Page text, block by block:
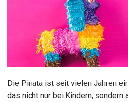
Die Pinata ist seit vielen Jahren
das nicht nur bei Kindern, sondern